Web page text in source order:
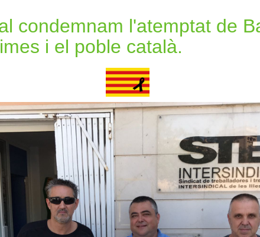
condemnam l'atemptat de
i el poble català.